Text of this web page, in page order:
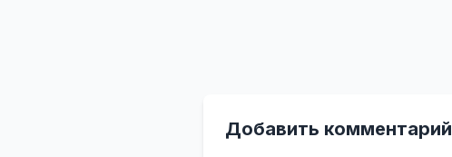
Добавить комментарий